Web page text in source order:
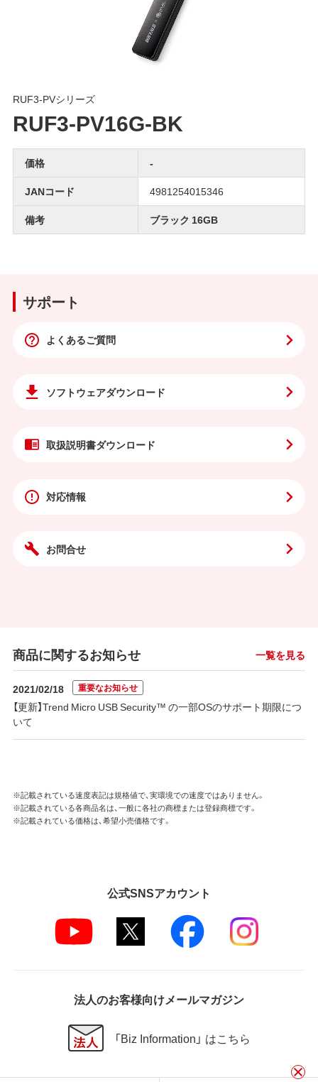
RUF3-PVシリーズ
RUF3-PV16G-BK
価格
-
JANコード
4981254015346
備考
ブラック 16GB
サポート
よくあるご質問
ソフトウェアダウンロード
取扱説明書ダウンロード
対応情報
お問合せ
商品に関するお知らせ 一覧を見る
2021/02/18 重要なお知らせ
【更新】Trend Micro USB Security™ の一部OSのサポート期限につ
いて
※記載されている速度表記は規格値で、実環境での速度ではありません。
※記載されている各商品名は、一般に各社の商標または登録商標です。
※記載されている価格は、希望小売価格です。
公式SNSアカウント
法人のお客様向けメールマガジン
「Biz Information」 はこちら